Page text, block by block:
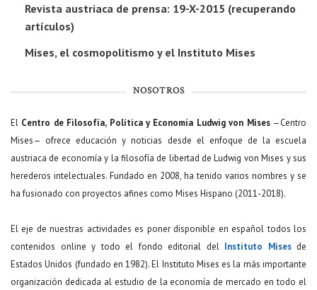
Revista austriaca de prensa: 19-X-2015 (recuperando
artículos)
Mises, el cosmopolitismo y el Instituto Mises
NOSOTROS
El Centro de Filosofía, Política y Economía Ludwig von Mises—Centro
Mises— ofrece educación y noticias desde el enfoque de la escuela
austriaca de economía y la filosofía de libertad de Ludwig von Mises y sus
herederos intelectuales. Fundado en 2008, ha tenido varios nombres y se
ha fusionado con proyectos afines como Mises Hispano (2011-2018).
El eje de nuestras actividades es poner disponible en español todos los
contenidos online y todo el fondo editorial del Instituto Misesde
Estados Unidos (fundado en 1982). El Instituto Mises es la más importante
organización dedicada al estudio de la economía de mercado en todo el